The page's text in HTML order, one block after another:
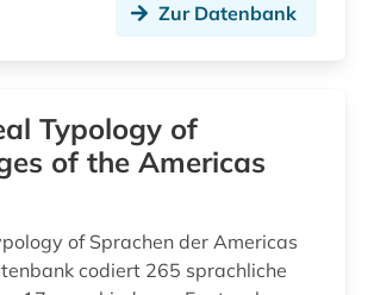
philosophie (1)
pidgin-sprachen (1)
Zur Datenbank
Typology of
of the Americas
of Sprachen der Americas
codiert 265 sprachliche